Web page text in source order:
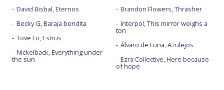
David Bisbal, Eternos
Becky G, Baraja bendita
Tove Lo, Estrus
Nickelback, Everything under
the sun
Brandon Flowers, Thrasher
Interpol, This mirror weighs a
ton
Álvaro de Luna, Azulejos
Ezra Collective, Here because
of hope